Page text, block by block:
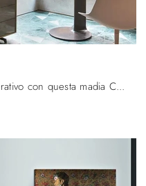
Arreda un living dinamico e operativo con questa madia Cabaret 02 di Sangiacomo: scopri le più belle Madie in laccato lucido.